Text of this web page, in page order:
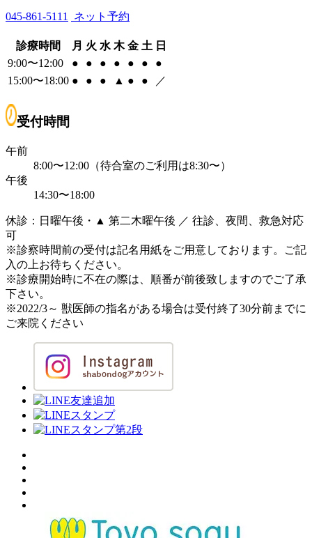
045-861-5111 ネット予約
診療時間 月 火 水 木 金 土 日
9:00〜12:00
● ● ● ● ● ●
●
15:00〜18:00 ● ● ● ▲ ● ● ／
受付時間
午前
8:00〜12:00（待合室のご利用は8:30〜）
午後
14:30〜18:00
休診：日曜午後・▲ 第二木曜午後 ／ 往診、夜間、救急対応
可
※診察時間前の受付は記名用紙をご用意しております。ご記
入の上お待ちください。
※診療開始時に不在の際は、順番が前後致しますのでご了承
下さい。
※2022/3～ 獣医師の指名がある場合は受付終了30分前までに
ご来院ください